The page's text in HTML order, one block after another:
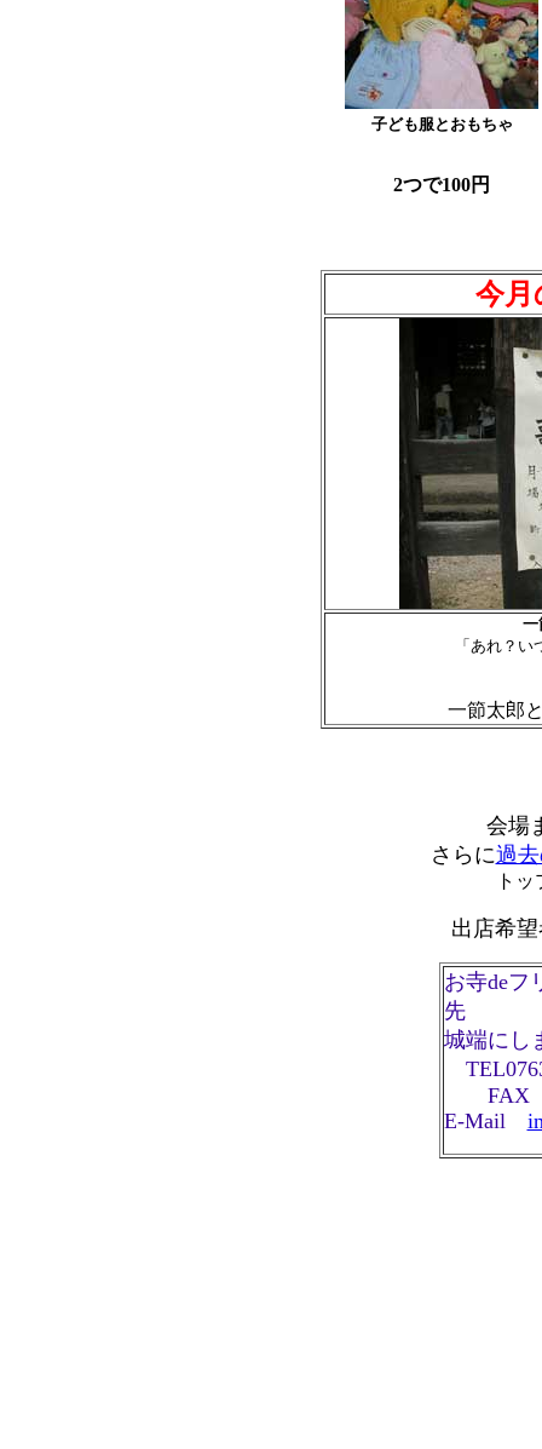
子ども服とおもちゃ
2つで100円
今月
一
「あれ？
一節太郎
会場
さらに過
ト
出店希
お寺de
先
城端にし
FAX
E-Mail